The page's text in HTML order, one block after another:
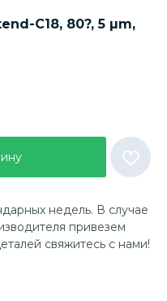
C18, 80?, 5 µm,
недель. В случае
привезем
свяжитесь с нами!